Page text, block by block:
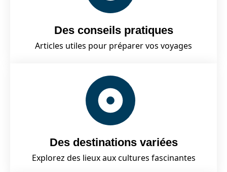
Des conseils pratiques
Articles utiles pour préparer vos voyages
Des destinations variées
Explorez des lieux aux cultures fascinantes